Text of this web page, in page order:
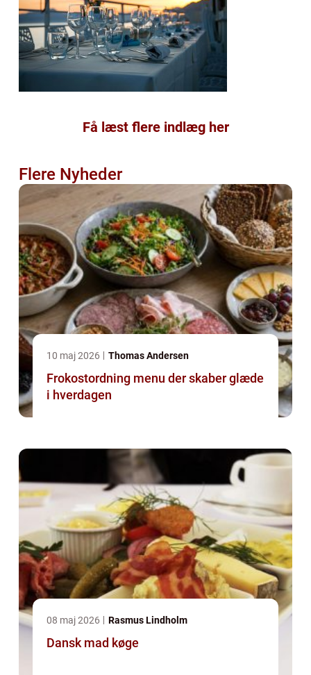
Få læst flere indlæg her
Flere Nyheder
10 maj 2026 Thomas Andersen
Frokostordning menu der skaber glæde
i hverdagen
08 maj 2026 Rasmus Lindholm
Dansk mad køge